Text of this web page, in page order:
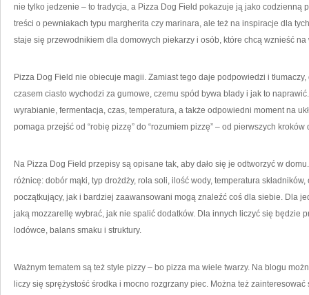
nie tylko jedzenie – to tradycja, a Pizza Dog Field pokazuje ją jako codzienną
treści o pewniakach typu margherita czy marinara, ale też na inspiracje dla
staje się przewodnikiem dla domowych piekarzy i osób, które chcą wznieść
Pizza Dog Field nie obiecuje magii. Zamiast tego daje podpowiedzi i
czasem ciasto wychodzi za gumowe, czemu spód bywa blady i jak to
wyrabianie, fermentacja, czas, temperatura, a także odpowiedni moment na
pomaga przejść od “robię pizzę” do “rozumiem pizzę” – od pierwszych
Na Pizza Dog Field przepisy są opisane tak, aby dało się je odtworzyć w
różnicę: dobór mąki, typ drożdży, rola soli, ilość wody, temperatura
początkujący, jak i bardziej zaawansowani mogą znaleźć coś dla siebie. Dla
jaką mozzarellę wybrać, jak nie spalić dodatków. Dla innych liczyć się będzie
lodówce, balans smaku i struktury.
Ważnym tematem są też style pizzy – bo pizza ma wiele twarzy. Na blogu
liczy się sprężystość środka i mocno rozgrzany piec. Można też